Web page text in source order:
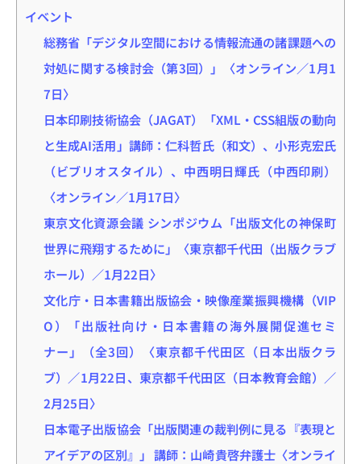
イベント
総務省「デジタル空間における情報流通の諸課題への
対処に関する検討会（第3回）」〈オンライン／1月1
7日〉
日本印刷技術協会（JAGAT）「XML・CSS組版の動向
と生成AI活用」講師：仁科哲氏（和文）、小形克宏氏
（ビブリオスタイル）、中西明日輝氏（中西印刷）
〈オンライン／1月17日〉
東京文化資源会議 シンポジウム「出版文化の神保町
世界に飛翔するために」〈東京都千代田（出版クラブ
ホール）／1月22日〉
文化庁・日本書籍出版協会・映像産業振興機構（VIP
O）「出版社向け・日本書籍の海外展開促進セミ
ナー」（全3回）〈東京都千代田区（日本出版クラ
ブ）／1月22日、東京都千代田区（日本教育会館）／
2月25日〉
日本電子出版協会「出版関連の裁判例に見る『表現と
アイデアの区別』」 講師：山崎貴啓弁護士〈オンライ